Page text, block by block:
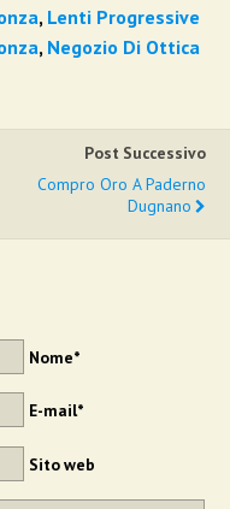
, Lenti Progressive
, Negozio Di Ottica
Post Successivo
Compro Oro A Paderno
Dugnano
Nome*
E-mail*
Sito web